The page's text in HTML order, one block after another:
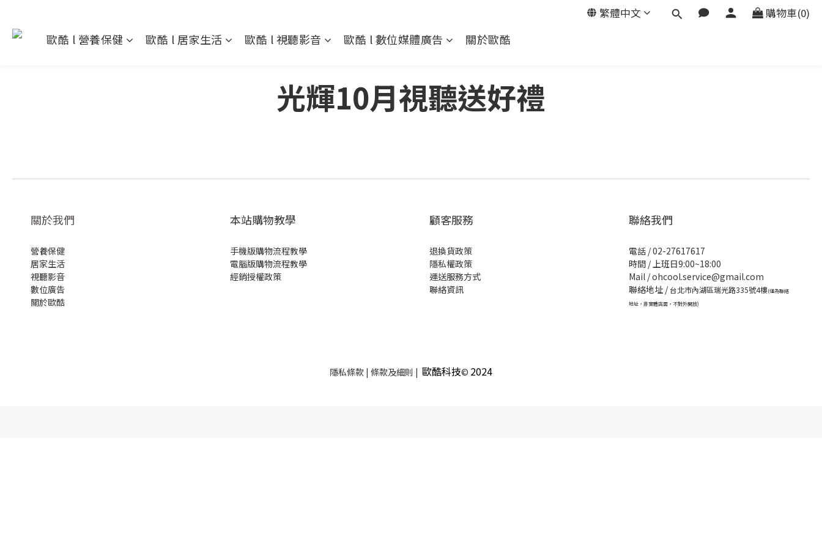
繁體中文 購物車(0)
歐酷 l 營養保健 歐酷 l 居家生活 歐酷 l 視聽影音 歐酷 l 數位媒體廣告 關於歐酷
光輝10月視聽送好禮
關於我們
營養保健
居家生活
視聽影音
數位廣告
關於歐酷
本站購物教學
手機版購物流程教學
電腦版購物流程教學
經銷授權政策
顧客服務
退換貨政策
隱私權政策
運送服務方式
聯絡資訊
聯絡我們
電話 / 02-27617617
時間 / 上班日9:00~18:00
Mail / ohcool.service@gmail.com
聯絡地址 /台北市內湖區瑞光路335號4樓(僅為聯絡
地址，非實體店面，不對外開放)
隱私條款 | 條款及細則 | 歐酷科技© 2024